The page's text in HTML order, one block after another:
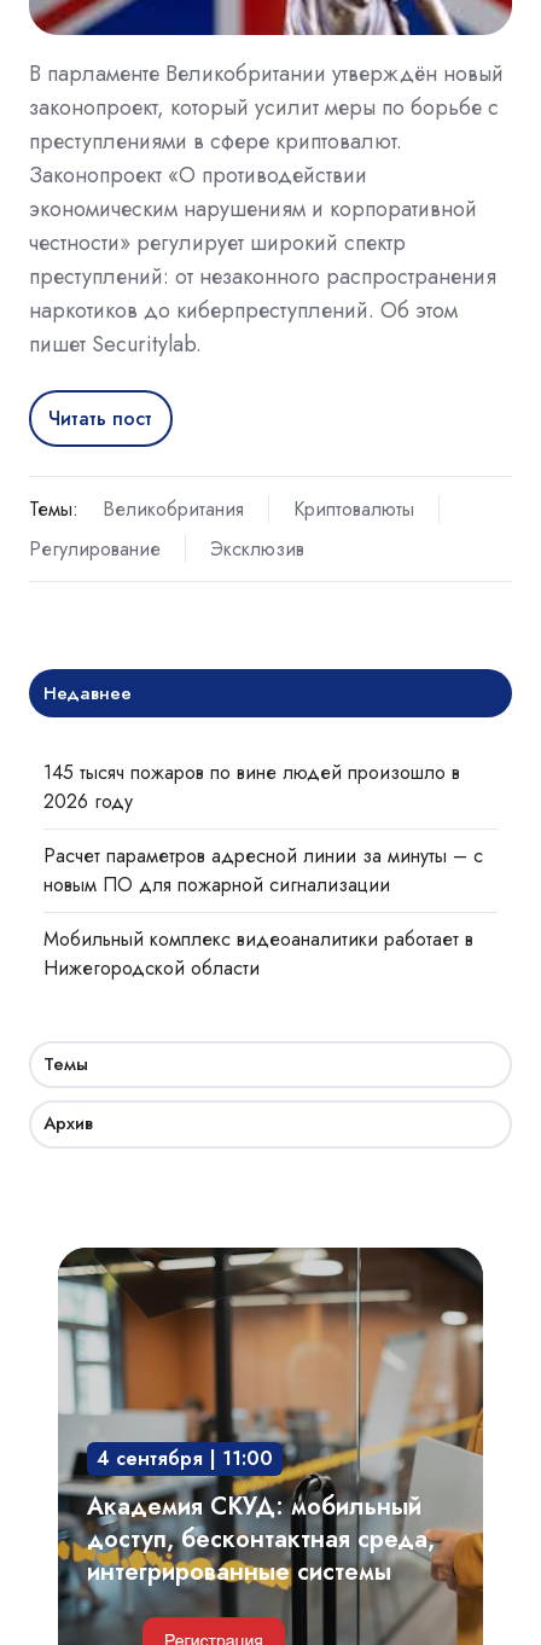
В парламенте Великобритании утверждён новый
законопроект, который усилит меры по борьбе с
преступлениями в сфере криптовалют.
Законопроект «О противодействии
экономическим нарушениям и корпоративной
честности» регулирует широкий спектр
преступлений: от незаконного распространения
наркотиков до киберпреступлений. Об этом
пишет Securitylab.
Читать пост
Темы: Великобритания
Криптовалюты
Регулирование
Эксклюзив
Недавнее
145 тысяч пожаров по вине людей произошло в
2026 году
Расчет параметров адресной линии за минуты – с
новым ПО для пожарной сигнализации
Мобильный комплекс видеоаналитики работает в
Нижегородской области
Темы
Архив
Академия
СКУД:
мобильный
доступ,
бесконтактная
интегрированные
системы
4 сентября | 11:00
Академия СКУД: мобильный
доступ, бесконтактная среда,
интегрированные системы